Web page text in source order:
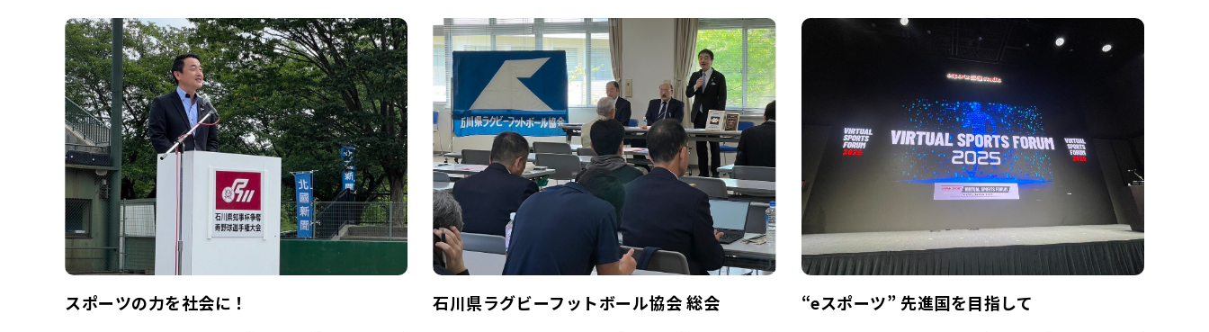
スポーツの力を社会に！ 石川県ラグビーフットボール協会 総会 “eスポーツ” 先進国を目指して